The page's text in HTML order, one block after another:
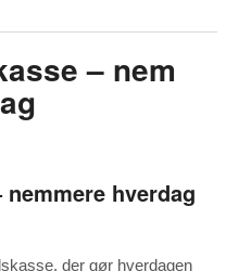
– nem
hverdag
der gør hverdagen